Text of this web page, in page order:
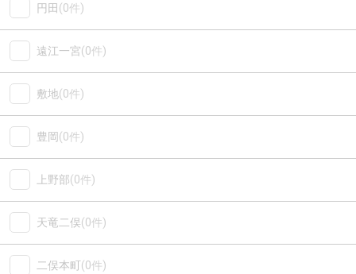
円田 (0件)
遠江一宮(0件)
敷地(0件)
豊岡(0件)
上野部(0件)
天竜二俣(0件)
二俣本町(0件)